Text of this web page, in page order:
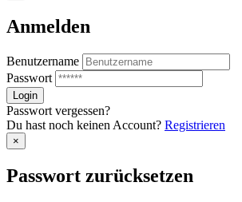
Anmelden
Benutzername
Passwort
Passwort vergessen?
Du hast noch keinen Account? Registrieren
×
Passwort zurücksetzen